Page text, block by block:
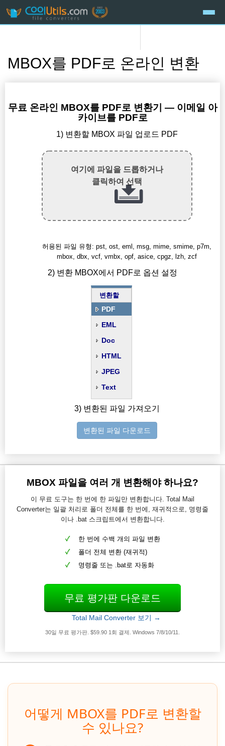
MBOX를 PDF로 온라인 변환
무료 온라인 MBOX를 PDF로 변환기 — 이메일 아
카이브를 PDF로
1) 변환할 MBOX 파일 업로드 PDF
여기에 파일을 드롭하거나
클릭하여 선택
허용된 파일 유형: pst, ost, eml, msg, mime, smime, p7m,
mbox, dbx, vcf, vmbx, opf, asice, cpgz, lzh, zcf
2) 변환 MBOX에서 PDF로 옵션 설정
변환할
PDF
EML
Doc
HTML
JPEG
Text
3) 변환된 파일 가져오기
변환된 파일 다운로드
MBOX 파일을 여러 개 변환해야 하나요?
이 무료 도구는 한 번에 한 파일만 변환합니다. Total Mail
Converter는 일괄 처리로 폴더 전체를 한 번에, 재귀적으로, 명령줄
이나 .bat 스크립트에서 변환합니다.
한 번에 수백 개의 파일 변환
폴더 전체 변환 (재귀적)
명령줄 또는 .bat로 자동화
무료 평가판 다운로드
Total Mail Converter 보기 →
30일 무료 평가판. $59.90 1회 결제. Windows 7/8/10/11.
어떻게 MBOX를 PDF로 변환할
수 있나요?